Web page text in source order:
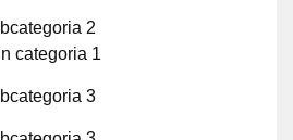
2
categoria 1
3